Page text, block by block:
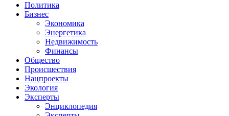
Политика
Бизнес
Экономика
Энергетика
Недвижимость
Финансы
Общество
Происшествия
Нацпроекты
Экология
Эксперты
Энциклопедия